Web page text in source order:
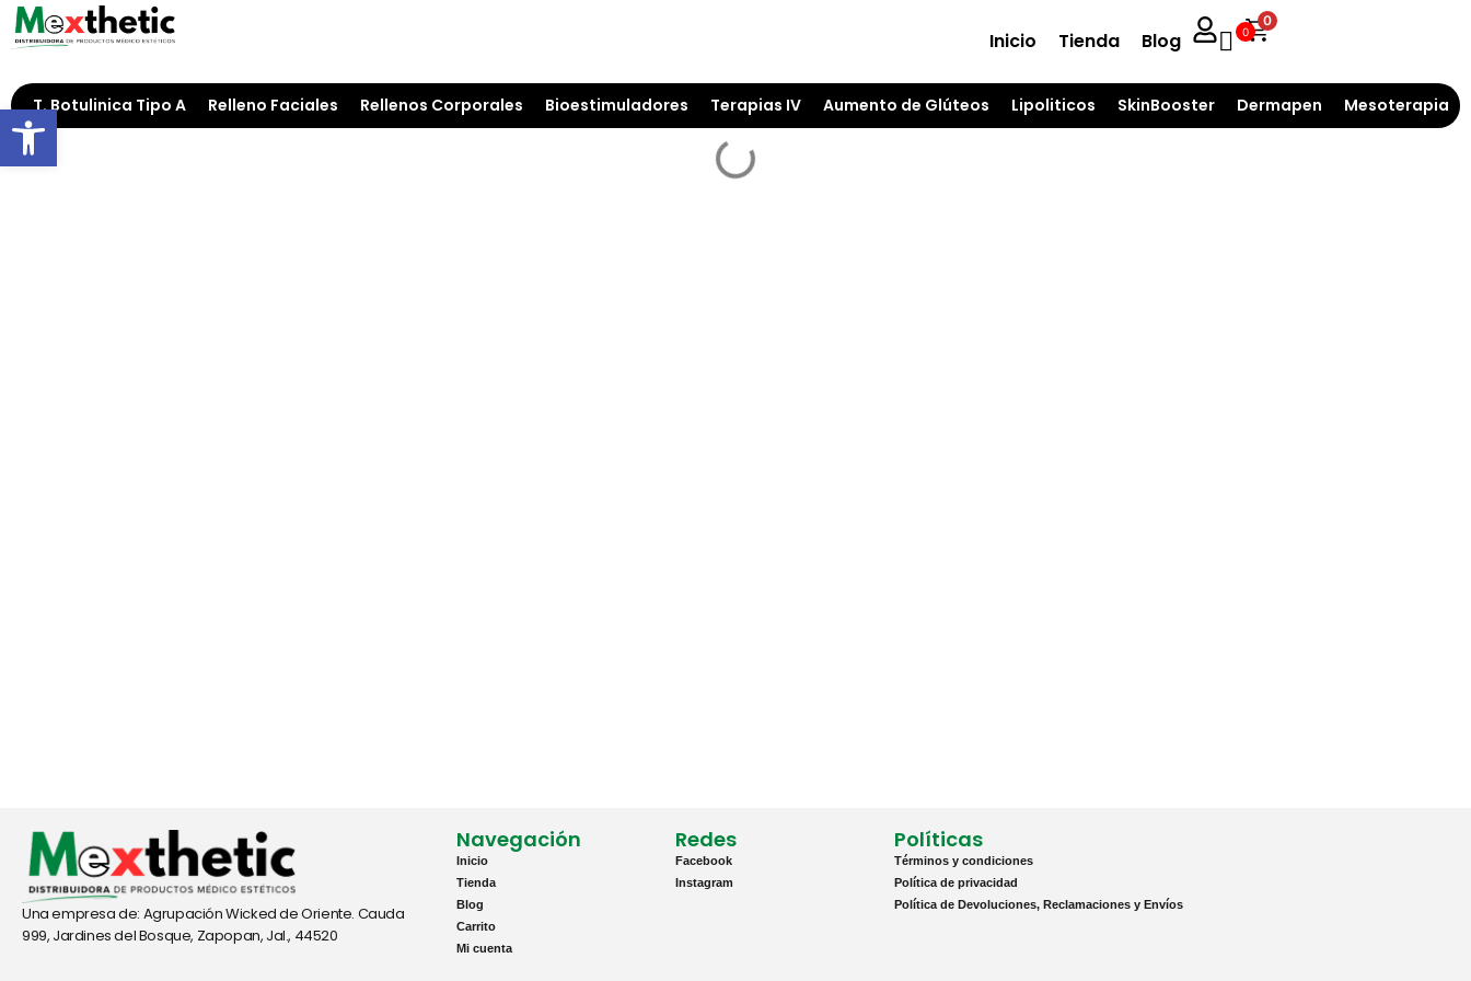
Inicio Tienda Blog 0
0
T. Botulinica Tipo A Relleno Faciales Rellenos Corporales Bioestimuladores Terapias IV Aumento de Glúteos Lipoliticos SkinBooster Dermapen Mesoterapia
Una empresa de: Agrupación Wicked de Oriente. Cauda
999, Jardines del Bosque, Zapopan, Jal., 44520
Navegación
Inicio
Tienda
Blog
Carrito
Mi cuenta
Redes
Facebook
Instagram
Políticas
Términos y condiciones
Política de privacidad
Política de Devoluciones, Reclamaciones y Envíos
Open toolbar